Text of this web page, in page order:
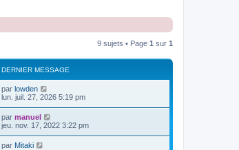
9 sujets • Page 1 sur 1
DERNIER MESSAGE
D
e
i
e
r
m
par lowden
lun. juil. 27, 2026 5:19 pm
D
e
par manuel
jeu. nov. 17, 2022 3:22 pm
D
par Mitaki